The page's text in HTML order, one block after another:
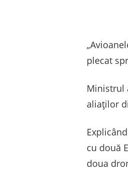
plecat
Ministrul
aliaților
cu două
doua